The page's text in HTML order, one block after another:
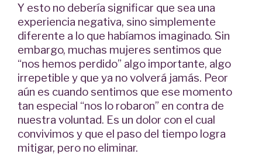
Y esto no debería significar que sea una
experiencia negativa, sino simplemente
diferente a lo que habíamos imaginado. Sin
embargo, muchas mujeres sentimos que
“nos hemos perdido” algo importante, algo
irrepetible y que ya no volverá jamás. Peor
aún es cuando sentimos que ese momento
tan especial “nos lo robaron” en contra de
nuestra voluntad. Es un dolor con el cual
convivimos y que el paso del tiempo logra
mitigar, pero no eliminar.